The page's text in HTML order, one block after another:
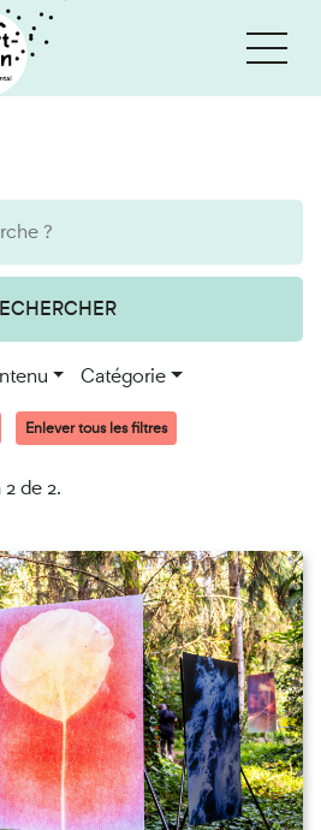
Catégorie
Enlever tous les filtres
de 2.
sur ce site